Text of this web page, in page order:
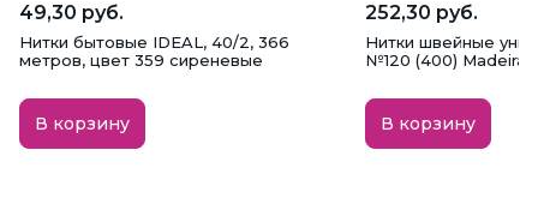
49,30 руб.
Нитки бытовые IDEAL, 40/2, 366
метров, цвет 359 сиреневые
В корзину
252,30 руб.
Нитки швейные
№120 (400) Madeira,
В корзину